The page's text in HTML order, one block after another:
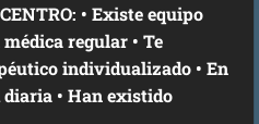
• Existe equipo
regular • Te
individualizado • En
• Han existido